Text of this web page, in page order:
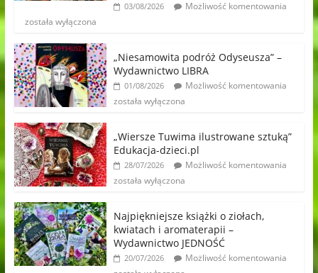
03/08/2026
Możliwość komentowania
została wyłączona
„Niesamowita podróż Odyseusza” –
Wydawnictwo LIBRA
01/08/2026
Możliwość komentowania
została wyłączona
„Wiersze Tuwima ilustrowane sztuką”
Edukacja-dzieci.pl
28/07/2026
Możliwość komentowania
została wyłączona
Najpiękniejsze książki o ziołach,
kwiatach i aromaterapii –
Wydawnictwo JEDNOŚĆ
20/07/2026
Możliwość komentowania